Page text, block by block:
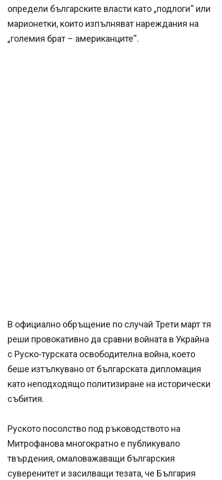
определи българските власти като „подлоги“ или
марионетки, които изпълняват нареждания на
„големия брат – американците“.
В официално обръщение по случай Трети март тя
реши провокативно да сравни войната в Украйна
с Руско-турската освободителна война, което
беше изтълкувано от българската дипломация
като неподходящо политизиране на исторически
събития.
Руското посолство под ръководството на
Митрофанова многократно е публикувало
твърдения, омаловажаващи българския
суверенитет и засилващи тезата, че България